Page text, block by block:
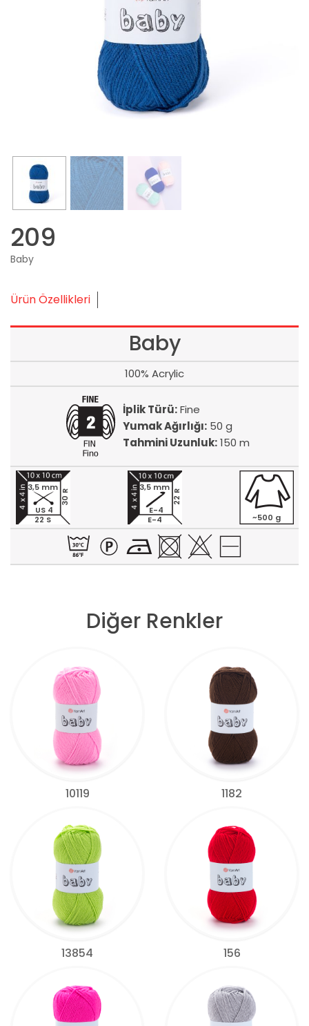
209
Baby
Ürün Özellikleri
Baby
100% Acrylic
İplik Türü:Fine
Yumak Ağırlığı: 50 g
Tahmini Uzunluk:150 m
22 S
30 R
3,5 mm
US 4
E-4
22 R
3,5 mm
E-4
~500 g
Diğer Renkler
10119 1182
13854 156